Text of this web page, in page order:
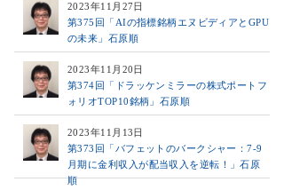
2023年11月27日
第375回「AIの指標銘柄エヌビディアとGPU
の未来」石原順
2023年11月20日
第374回「ドラッケンミラーの株式ポートフ
ォリオTOP10銘柄」石原順
2023年11月13日
第373回「バフェットのバークシャー：7-9
月期に金利収入が配当収入を逆転！」石原
順